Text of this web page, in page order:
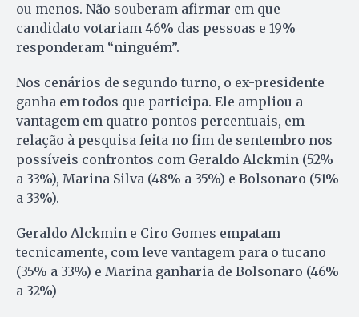
ou menos. Não souberam afirmar em que
candidato votariam 46% das pessoas e 19%
responderam “ninguém”.
Nos cenários de segundo turno, o ex-presidente
ganha em todos que participa. Ele ampliou a
vantagem em quatro pontos percentuais, em
relação à pesquisa feita no fim de sentembro nos
possíveis confrontos com Geraldo Alckmin (52%
a 33%), Marina Silva (48% a 35%) e Bolsonaro (51%
a 33%).
Geraldo Alckmin e Ciro Gomes empatam
tecnicamente, com leve vantagem para o tucano
(35% a 33%) e Marina ganharia de Bolsonaro (46%
a 32%)